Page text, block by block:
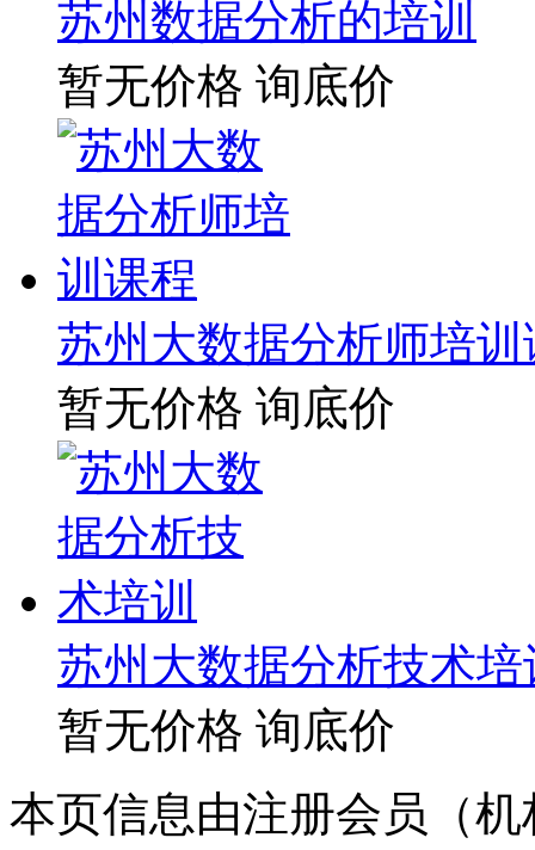
苏州数据分析的培训
暂无价格 询底价
苏州大数据分析师培训
暂无价格 询底价
苏州大数据分析技术培
暂无价格 询底价
本页信息由注册会员（